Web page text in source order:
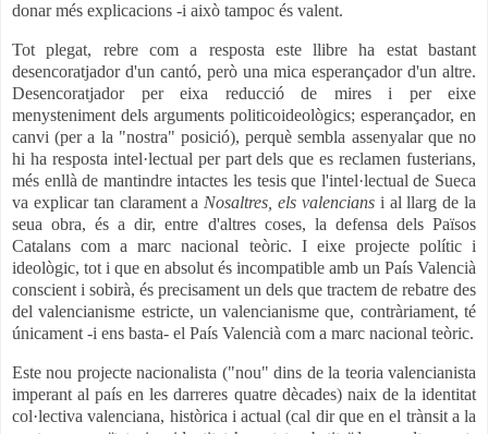
donar més explicacions -i això tampoc és valent.
Tot plegat, rebre com a resposta este llibre ha estat bastant
desencoratjador d'un cantó, però una mica esperançador d'un altre.
Desencoratjador per eixa reducció de mires i per eixe
menysteniment dels arguments politicoideològics; esperançador, en
canvi (per a la "nostra" posició), perquè sembla assenyalar que no
hi ha resposta intel·lectual per part dels que es reclamen fusterians,
més enllà de mantindre intactes les tesis que l'intel·lectual de Sueca
va explicar tan clarament a Nosaltres, els valenciansi al llarg de la
seua obra, és a dir, entre d'altres coses, la defensa dels Països
Catalans com a marc nacional teòric. I eixe projecte polític i
ideològic, tot i que en absolut és incompatible amb un País Valencià
conscient i sobirà, és precisament un dels que tractem de rebatre des
del valencianisme estricte, un valencianisme que, contràriament, té
únicament -i ens basta- el País Valencià com a marc nacional teòric.
Este nou projecte nacionalista ("nou" dins de la teoria valencianista
imperant al país en les darreres quatre dècades) naix de la identitat
col·lectiva valenciana, històrica i actual (cal dir que en el trànsit a la